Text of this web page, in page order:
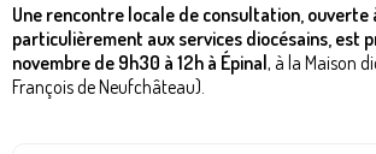
Une rencontre locale de consultation,
particulièrement aux services diocésains, est
novembre de 9h30 à 12h à Épinal, à la Maison
François de Neufchâteau).